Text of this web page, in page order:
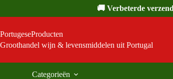
inhoud
🚚 Verbeterde
PortugeseProducten
Groothandel wijn & levensmiddelen uit Portugal
Categorieën